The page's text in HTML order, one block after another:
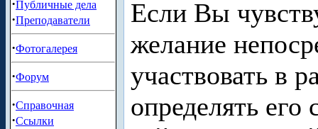
·Публичные дела
·Преподаватели
·Фотогалерея
·Форум
·Справочная
·Ссылки
Если Вы
желание
участвовать в
определять его